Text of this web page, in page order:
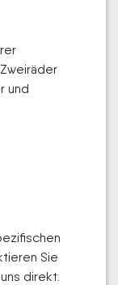
und
Sie
direkt.